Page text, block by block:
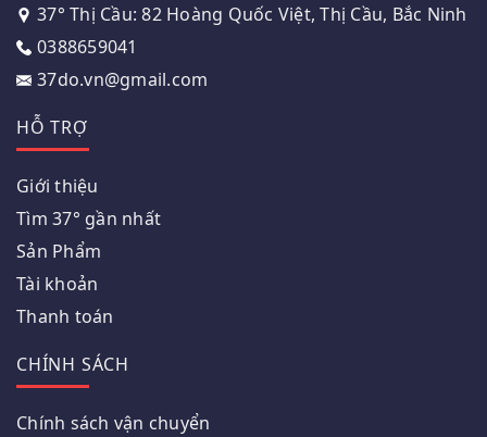
37° Thị Cầu: 82 Hoàng Quốc Việt, Thị Cầu, Bắc Ninh
0388659041
37do.vn@gmail.com
HỖ TRỢ
Giới thiệu
Tìm 37° gần nhất
Sản Phẩm
Tài khoản
Thanh toán
CHÍNH SÁCH
Chính sách vận chuyển